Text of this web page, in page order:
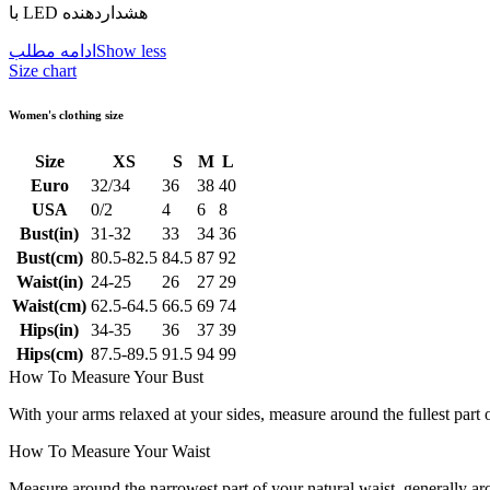
با LED هشداردهنده
ادامه مطلب Show less
Size chart
Women's clothing size
Size XS S M L
Euro
32/34 36 38 40
USA
0/2 4 6
8
Bust(in)
31-32 33 34 36
Bust(cm) 80.5-82.5 84.5 87 92
Waist(in) 24-25 26 27 29
Waist(cm) 62.5-64.5 66.5 69 74
Hips(in)
34-35 36 37 39
Hips(cm) 87.5-89.5 91.5 94 99
How To Measure Your Bust
With your arms relaxed at your sides, measure around the fullest part
How To Measure Your Waist